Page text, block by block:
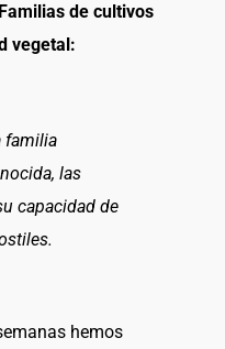
Familias de cultivos
vegetal:
familia
las
capacidad de
hemos